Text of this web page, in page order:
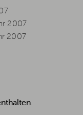
2007
2007
.